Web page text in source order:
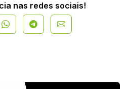
nas redes sociais!